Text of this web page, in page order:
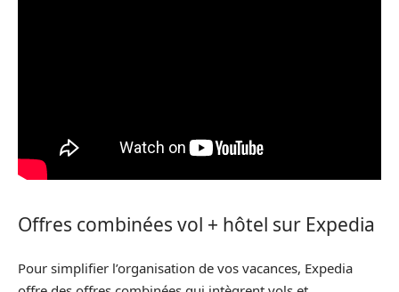
Offres combinées vol + hôtel sur Expedia
Pour simplifier l’organisation de vos vacances, Expedia